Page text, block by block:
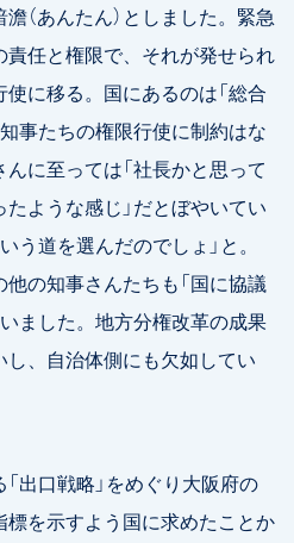
（あんたん）としました。緊急
任と権限で、それが発せられ
に移る。国にあるのは「総合
事たちの権限行使に制約はな
んに至っては「社長かと思って
ような感じ」だとぼやいてい
う道を選んだのでしょ」と。
の知事さんたちも「国に協議
ました。地方分権改革の成果
、自治体側にも欠如してい
出口戦略」をめぐり大阪府の
を示すよう国に求めたことか